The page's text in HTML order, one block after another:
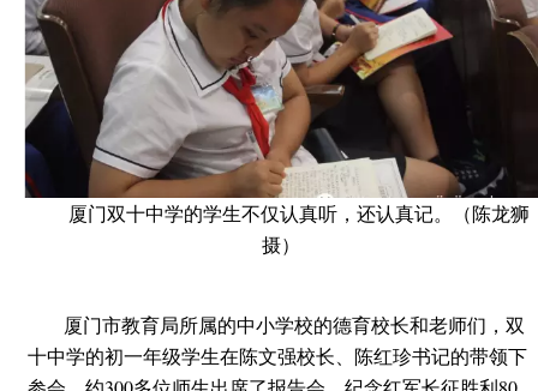
厦门双十中学的学生不仅认真听，还认真记。（陈龙狮
摄）
厦门市教育局所属的中小学校的德育校长和老师们，双
十中学的初一年级学生在陈文强校长、陈红珍书记的带领下